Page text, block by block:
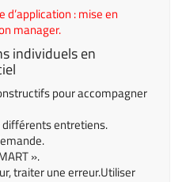
d’application : mise en
manager.
individuels en
pour accompagner
différents entretiens.
».
traiter une erreur.Utiliser